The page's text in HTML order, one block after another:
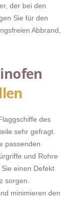
der bei den
Sie für den
Abbrand,
des
sehr gefragt.
passenden
und Rohre
einen Defekt
sorgen.
minimieren den